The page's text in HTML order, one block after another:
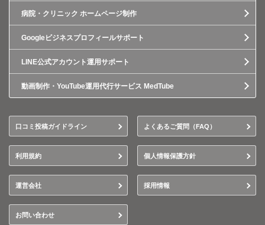
病院・クリニック ホームページ制作
Googleビジネスプロフィールサポート
LINE公式アカウント運用サポート
動画制作・YouTube運用代行サービス MedTube
口コミ投稿ガイドライン よくあるご質問（FAQ）
利用規約 個人情報保護方針
運営会社 採用情報
お問い合わせ